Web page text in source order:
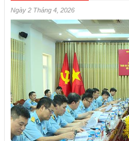
Ngày 2 Tháng 4, 2026